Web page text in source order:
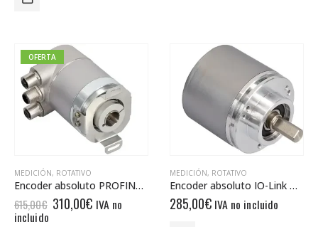
OFERTA
MEDICIÓN, ROTATIVO
Encoder absoluto PROFINET UCD-EIC1B-1413-HGS0-PRM
615,00€ El
precio
310,00€ElIVA no
incluido
MEDICIÓN, ROTATIVO
Encoder absoluto IO-Link UCD-LK00B-1516-L100-PAM
285,00€ IVA no incluido